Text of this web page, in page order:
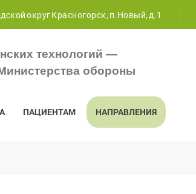
округ Красногорск, п.Новый, д.1
технологий —
обороны
ПАЦИЕНТАМ НАПРАВЛЕНИЯ